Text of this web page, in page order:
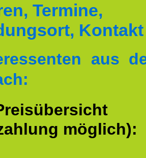
Termine,
Kontakt
aus
möglich):